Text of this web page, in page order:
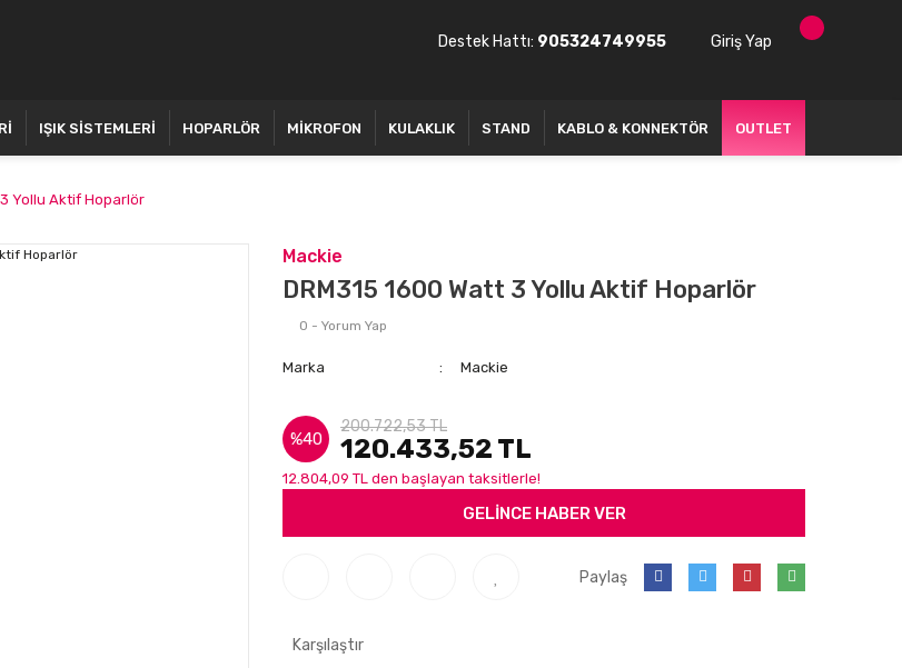
Destek Hattı: 905324749955 Giriş Yap
IŞIK SİSTEMLERİ HOPARLÖR MİKROFON KULAKLIK STAND KABLO & KONNEKTÖR OUTLET
3 Yollu Aktif Hoparlör
Mackie
DRM315 1600 Watt 3 Yollu Aktif Hoparlör
0 - Yorum Yap
Marka Mackie
%40
200.722,53 TL
120.433,52 TL
12.804,09 TL den başlayan taksitlerle!
GELİNCE HABER VER
Paylaş
Karşılaştır